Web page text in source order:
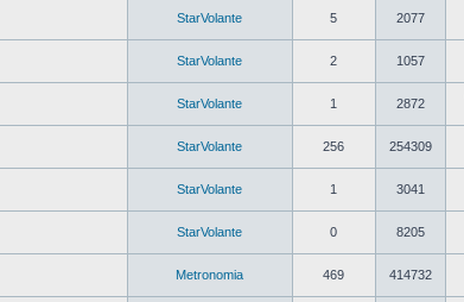
StarVolante 5 2077
StarVolante 2 1057
StarVolante 1 2872
StarVolante 256 254309
StarVolante 1 3041
StarVolante 0 8205
Metronomia 469 414732